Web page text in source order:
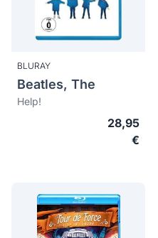
BLURAY
Beatles, The
Help!
28,95
€